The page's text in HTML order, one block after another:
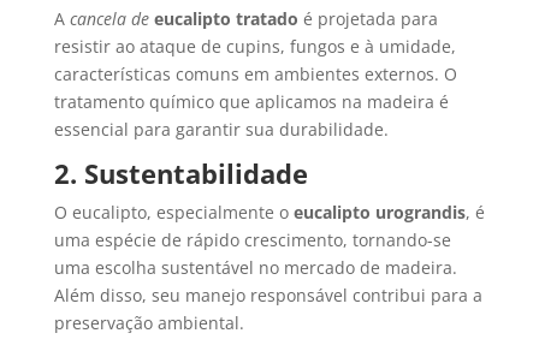
A cancela de eucalipto tratado é projetada para
resistir ao ataque de cupins, fungos e à umidade,
características comuns em ambientes externos. O
tratamento químico que aplicamos na madeira é
essencial para garantir sua durabilidade.
2. Sustentabilidade
O eucalipto, especialmente o eucalipto urograndis, é
uma espécie de rápido crescimento, tornando-se
uma escolha sustentável no mercado de madeira.
Além disso, seu manejo responsável contribui para a
preservação ambiental.